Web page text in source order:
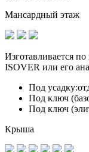
Мансардный этаж
Изготавливается по
ISOVER или его
Под усадку:
Под ключ
Под ключ
Крыша